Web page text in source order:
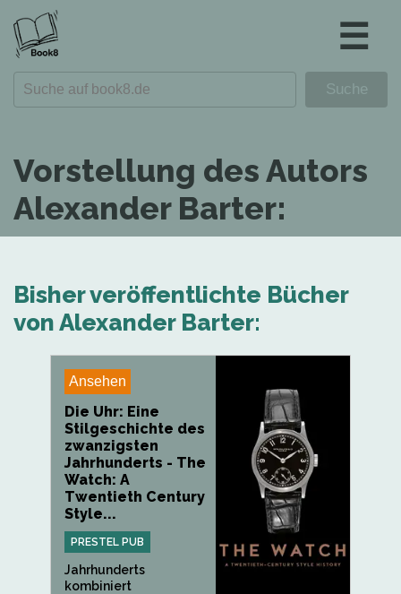
☰
Vorstellung des Autors
Alexander Barter:
Bisher veröffentlichte Bücher
von Alexander Barter:
Ansehen
Die Uhr: Eine
Stilgeschichte des
zwanzigsten
Jahrhunderts - The
Watch: A
Twentieth Century
Style...
PRESTEL PUB
Jahrhunderts
kombiniert